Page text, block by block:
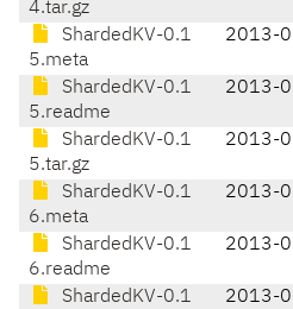
4.tar.gz
ShardedKV-0.1
5.meta
2013-
ShardedKV-0.1
5.readme
2013-
ShardedKV-0.1
5.tar.gz
2013-
ShardedKV-0.1
6.meta
2013-
ShardedKV-0.1
6.readme
2013-
ShardedKV-0.1
2013-